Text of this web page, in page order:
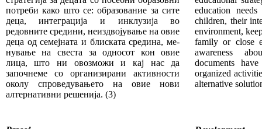
потреби како што се: образование за сите
деца, интеграција и ин­клу­зија во
редовните средини, неиздвојување на овие
деца од семејната и блиската средина, ме­
нување на свеста за односот кон овие
лица, што ни овозможи и кај нас да
започнеме со ор­га­низирани активности
околу спроведува­ње­то на овие нови
алтернативни решенија. (3)
education
children, their
environment,
family or close
awareness
documents
organized
alternative